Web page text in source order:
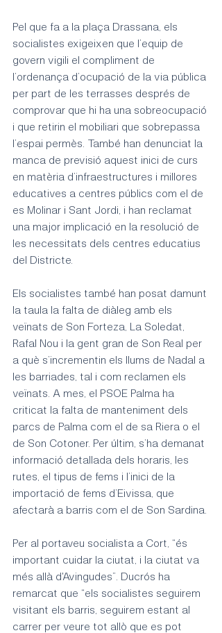
Pel que fa a la plaça Drassana, els
socialistes exigeixen que l’equip de
govern vigili el compliment de
l’ordenança d’ocupació de la via pública
per part de les terrasses després de
comprovar que hi ha una sobreocupació
i que retirin el mobiliari que sobrepassa
l’espai permès. També han denunciat la
manca de previsió aquest inici de curs
en matèria d’infraestructures i millores
educatives a centres públics com el de
es Molinar i Sant Jordi, i han reclamat
una major implicació en la resolució de
les necessitats dels centres educatius
del Districte.
Els socialistes també han posat damunt
la taula la falta de diàleg amb els
veïnats de Son Forteza, La Soledat,
Rafal Nou i la gent gran de Son Real per
a què s’incrementin els llums de Nadal a
les barriades, tal i com reclamen els
veïnats. A mes, el PSOE Palma ha
criticat la falta de manteniment dels
parcs de Palma com el de sa Riera o el
de Son Cotoner. Per últim, s’ha demanat
informació detallada dels horaris, les
rutes, el tipus de fems i l’inici de la
importació de fems d’Eivissa, que
afectarà a barris com el de Son Sardina.
Per al portaveu socialista a Cort, “és
important cuidar la ciutat, i la ciutat va
més allà d'Avingudes”. Ducrós ha
remarcat que “els socialistes seguirem
visitant els barris, seguirem estant al
carrer per veure tot allò que es pot